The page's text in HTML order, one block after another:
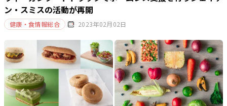
ン・スミスの活動が再開
健康・食情報総合 2023年02月02日